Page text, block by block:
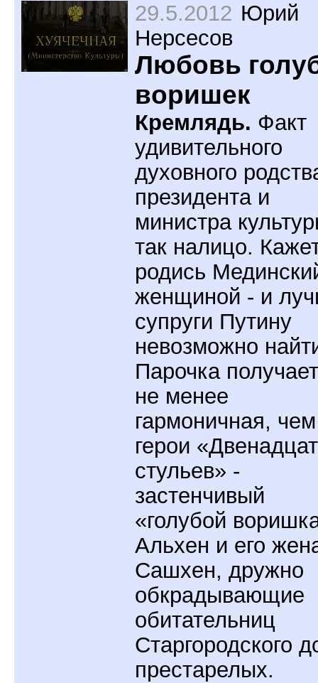
29.5.2012 Юрий
Нерсесов
Любовь
воришек
Кремлядь. Факт
удивительного
духовного
президента и
министра
так налицо.
родись
женщиной - и
супруги Путину
невозможно
Парочка
не менее
гармоничная, чем
герои
стульев» -
застенчивый
«голубой
Альхен и его
Сашхен, дружно
обкрадывающие
обитательниц
Старгородского
престарелых.